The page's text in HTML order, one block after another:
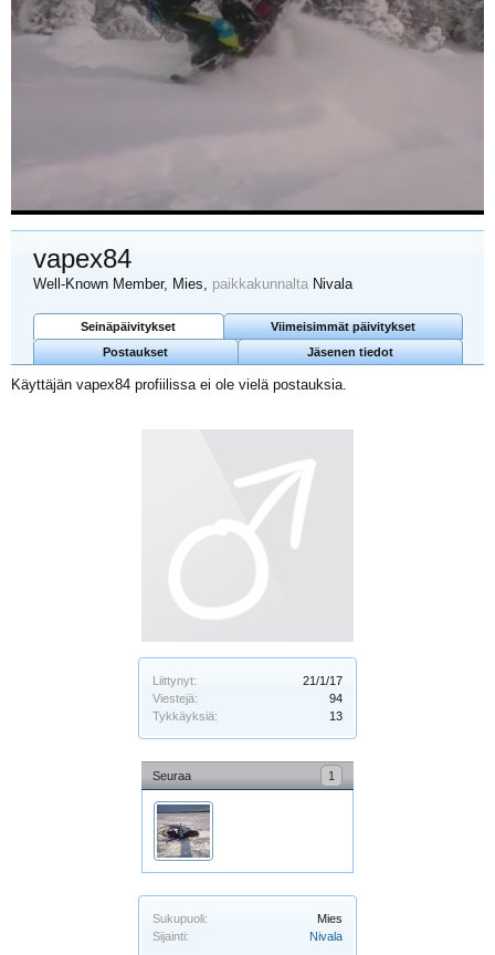
Liittynyt:
21/1/17
Viestejä:
94
Tykkäyksiä:
13
Seuraa 1
Sukupuoli:
Mies
Sijainti:
Nivala
vapex84
Well-Known Member, Mies, paikkakunnalta Nivala
Seinäpäivitykset
Viimeisimmät päivitykset
Postaukset
Jäsenen tiedot
Käyttäjän vapex84 profiilissa ei ole vielä postauksia.